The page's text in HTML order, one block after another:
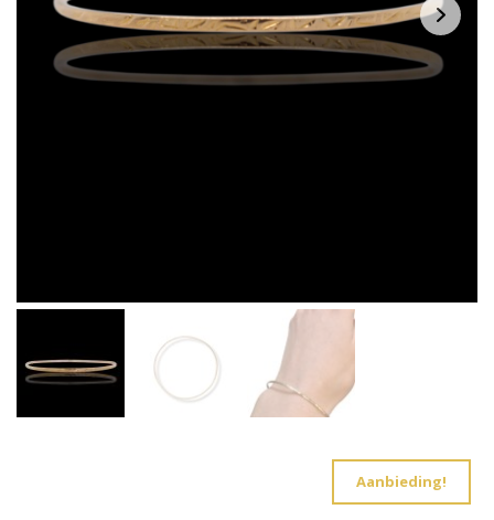
Aanbieding!